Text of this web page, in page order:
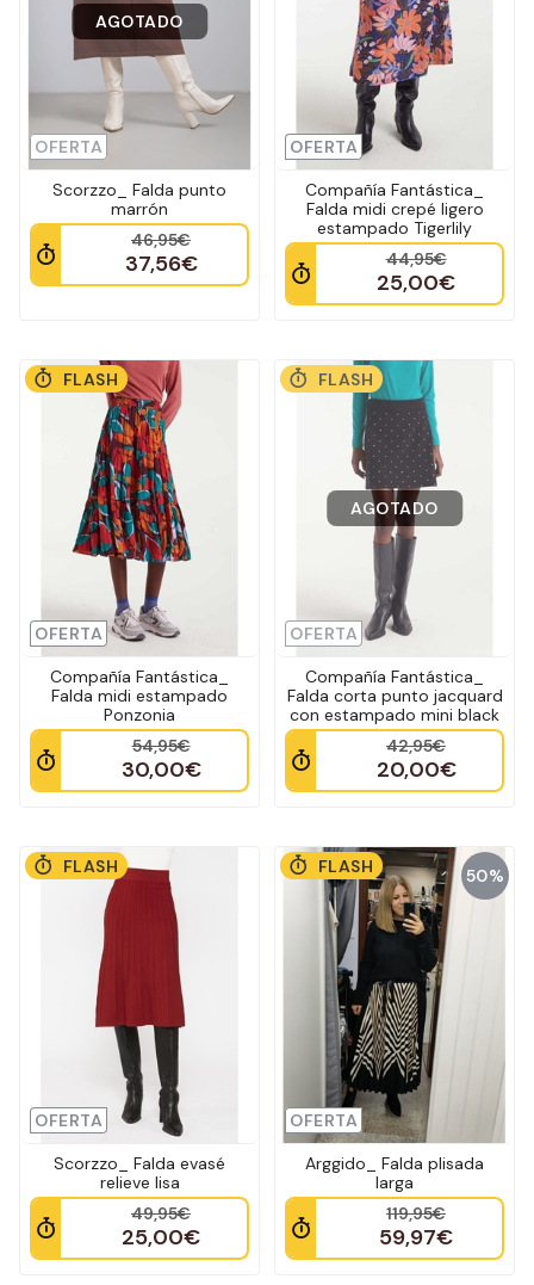
OFERTA
AGOTADO
Scorzzo_ Falda punto
marrón
46,95€
37,56€
OFERTA
Compañía Fantástica_
Falda midi crepé ligero
estampado Tigerlily
44,95€
25,00€
OFERTA
FLASH
Compañía Fantástica_
Falda midi estampado
Ponzonia
54,95€
30,00€
OFERTA
FLASH
AGOTADO
Compañía Fantástica_
Falda corta punto jacquard
con estampado mini black
42,95€
20,00€
OFERTA
FLASH
Scorzzo_ Falda evasé
relieve lisa
49,95€
25,00€
50%
OFERTA
FLASH
Arggido_ Falda plisada
larga
119,95€
59,97€